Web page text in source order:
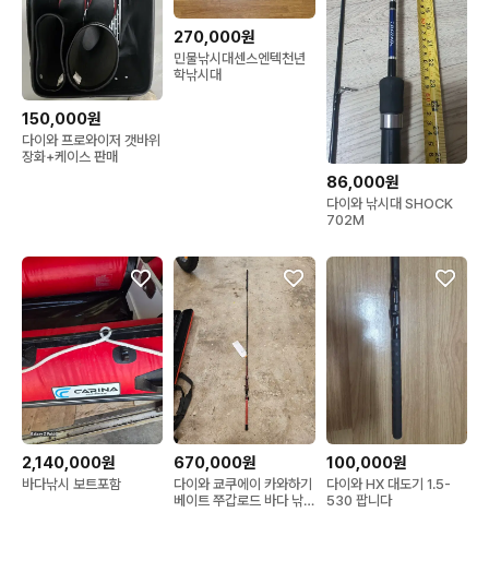
150,000원
다이와 프로와이저 갯바위
장화+케이스 판매
270,000원
민물낚시대센스엔텍천년
학낚시대
86,000원
다이와 낚시대 SHOCK
702M
2,140,000원
바다낚시 보트포함
670,000원
다이와 쿄쿠에이 카와하기
베이트 쭈갑로드 바다 낚
100,000원
다이와 HX 대도기 1.5-
530 팝니다